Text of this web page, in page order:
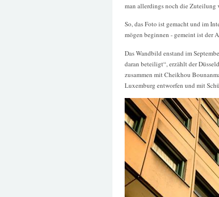
man allerdings noch die Zuteilung
So, das Foto ist gemacht und im
mögen beginnen - gemeint ist der
Das Wandbild enstand im
daran beteiligt“, erzählt der
zusammen mit Cheikhou
Luxemburg entworfen und mit